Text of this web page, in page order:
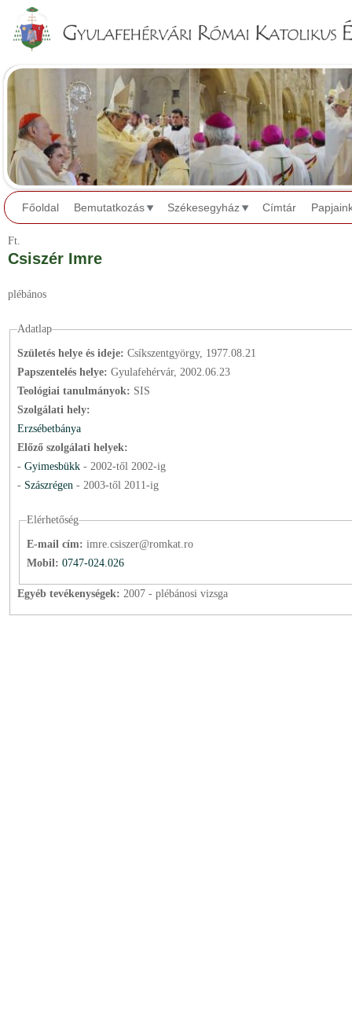
Főoldal Bemutatkozás Székesegyház Címtár
Ft.
Csiszér Imre
plébános
Adatlap
Születés helye és ideje: Csíkszentgyörgy, 1977.08.21
Papszentelés helye: Gyulafehérvár, 2002.06.23
Teológiai tanulmányok: SIS
Szolgálati hely:
Erzsébetbánya
Előző szolgálati helyek:
- Gyimesbükk - 2002-től 2002-ig
- Szászrégen - 2003-től 2011-ig
Elérhetőség
E-mail cím: imre.csiszer@romkat.ro
Mobil: 0747-024.026
Egyéb tevékenységek: 2007 - plébánosi vizsga